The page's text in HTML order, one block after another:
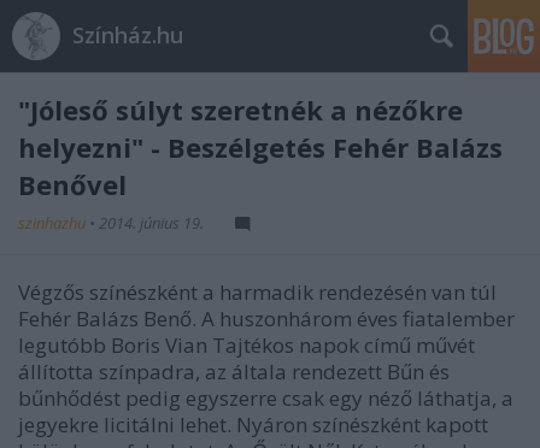
Színház.hu
"Jóleső súlyt szeretnék a nézőkre
helyezni" - Beszélgetés Fehér Balázs
Benővel
szinhazhu • 2014. június 19.
Végzős színészként a harmadik rendezésén van túl
Fehér Balázs Benő. A huszonhárom éves fiatalember
legutóbb Boris Vian Tajtékos napok című művét
állította színpadra, az általa rendezett Bűn és
bűnhődést pedig egyszerre csak egy néző láthatja, a
jegyekre licitálni lehet. Nyáron színészként kapott